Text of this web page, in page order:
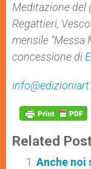
Meditazione del
Regattieri,
mensile “Messa
concessione di
Related
Anche noi